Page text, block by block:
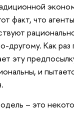
факт, что
другому. Как раз
эту
и
– это